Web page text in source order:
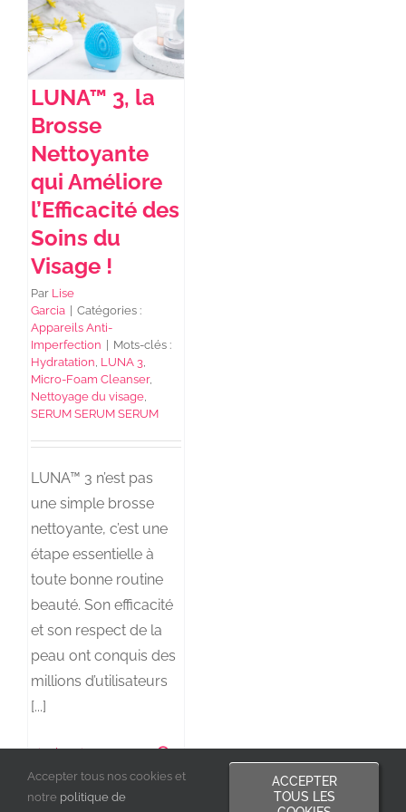
NEWS DE FOREO
SKINCARE
SANTÉ & BIEN-ÊTRE
BEAUTÉ
À PROPOS
CONTACT
LUNA™ 3, la
Brosse
Nettoyante
qui Améliore
l’Efficacité des
Soins du
Visage !
Par Lise
Garcia
Catégories :
Appareils Anti-
Imperfection
Mots-clés :
Hydratation LUNA 3
Micro-Foam Cleanser,
Nettoyage du visage
SERUM SERUM SERUM
LUNA™ 3 n’est pas
une simple brosse
nettoyante, c’est une
étape essentielle à
toute bonne routine
beauté. Son efficacité
et son respect de la
peau ont conquis des
millions d’utilisateurs
[...]
Lire la suite
0
Accepter tous nos cookies et
notre politique de
ACCEPTER
TOUS LES